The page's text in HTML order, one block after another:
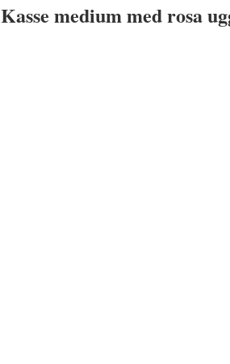
Kasse medium med rosa